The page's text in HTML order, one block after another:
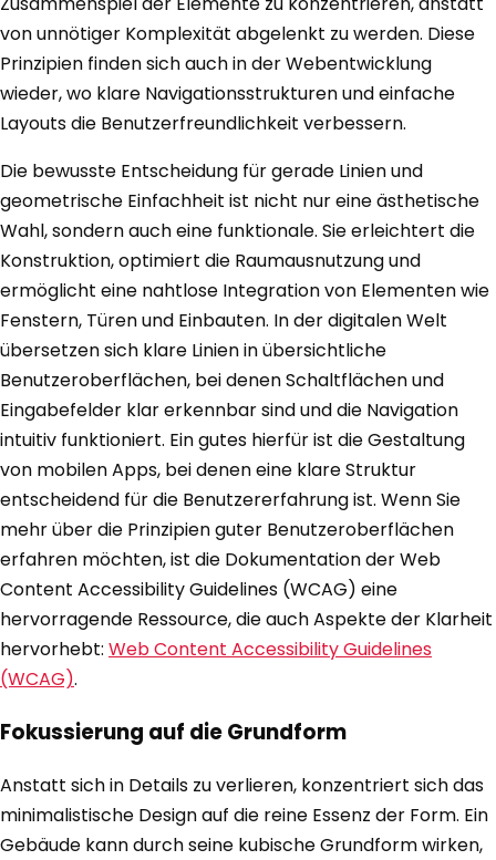
von unnötiger Komplexität abgelenkt zu werden. Diese
Prinzipien finden sich auch in der Webentwicklung
wieder, wo klare Navigationsstrukturen und einfache
Layouts die Benutzerfreundlichkeit verbessern.
Die bewusste Entscheidung für gerade Linien und
geometrische Einfachheit ist nicht nur eine ästhetische
Wahl, sondern auch eine funktionale. Sie erleichtert die
Konstruktion, optimiert die Raumausnutzung und
ermöglicht eine nahtlose Integration von Elementen wie
Fenstern, Türen und Einbauten. In der digitalen Welt
übersetzen sich klare Linien in übersichtliche
Benutzeroberflächen, bei denen Schaltflächen und
Eingabefelder klar erkennbar sind und die Navigation
intuitiv funktioniert. Ein gutes hierfür ist die Gestaltung
von mobilen Apps, bei denen eine klare Struktur
entscheidend für die Benutzererfahrung ist. Wenn Sie
mehr über die Prinzipien guter Benutzeroberflächen
erfahren möchten, ist die Dokumentation der Web
Content Accessibility Guidelines (WCAG) eine
hervorragende Ressource, die auch Aspekte der Klarheit
hervorhebt: Web Content Accessibility Guidelines
(WCAG).
Fokussierung auf die Grundform
Anstatt sich in Details zu verlieren, konzentriert sich das
minimalistische Design auf die reine Essenz der Form. Ein
Gebäude kann durch seine kubische Grundform wirken,